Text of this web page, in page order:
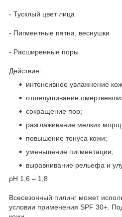
- Тусклый цвет лица
- Пигментные пятна, веснушки
- Расширенные поры
Действие:
интенсивное увлажнение
отшелушивание
сокращение пор;
разглаживание мелких
повышение тонуса кожи;
уменьшение пигментации;
выравнивание рельефа и
рН 1,6 – 1,8
Всесезонный пилинг может
условии применения SPF 30+.